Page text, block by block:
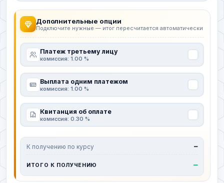
Дополнительные опции
Подключите нужные — итог пересчитается автоматически
Платеж третьему лицу
комиссия: 1.00 %
Выплата одним платежом
комиссия: 1.00 %
Квитанция об оплате
комиссия: 0.30 %
К получению по курсу —
ИТОГО К ПОЛУЧЕНИЮ —